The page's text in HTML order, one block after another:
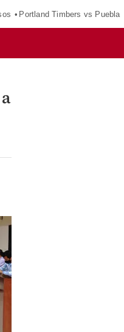
Portland Timbers vs Puebla